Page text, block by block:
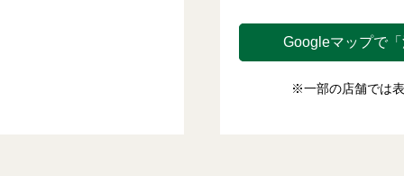
Googleマップで
※一部の店舗では